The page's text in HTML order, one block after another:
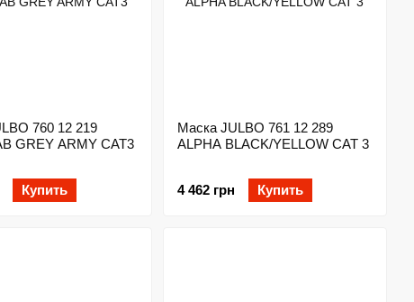
760 12 219
GREY ARMY CAT3
Купить
Маска JULBO 761 12 289
ALPHA BLACK/YELLOW CAT 3
4 462 грн Купить